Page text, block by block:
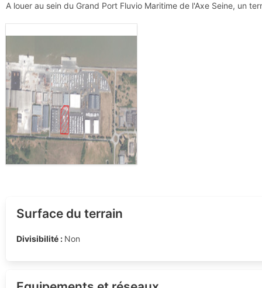
A louer au sein du Grand Port Fluvio Maritime de l'Axe Seine, un
Surface du terrain
Divisibilité : Non